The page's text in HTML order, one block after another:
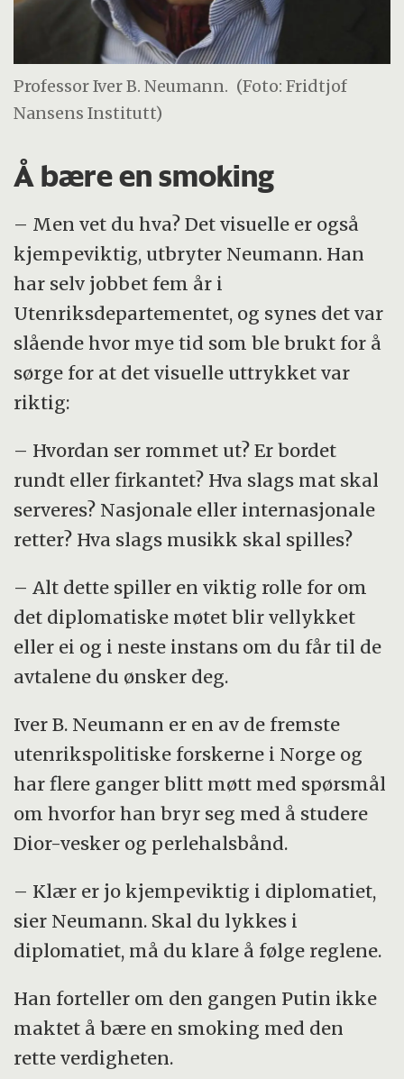
Professor Iver B. Neumann. (Foto: Fridtjof
Nansens Institutt)
Å bære en smoking
– Men vet du hva? Det visuelle er også
kjempeviktig, utbryter Neumann. Han
har selv jobbet fem år i
Utenriksdepartementet, og synes det var
slående hvor mye tid som ble brukt for å
sørge for at det visuelle uttrykket var
riktig:
– Hvordan ser rommet ut? Er bordet
rundt eller firkantet? Hva slags mat skal
serveres? Nasjonale eller internasjonale
retter? Hva slags musikk skal spilles?
– Alt dette spiller en viktig rolle for om
det diplomatiske møtet blir vellykket
eller ei og i neste instans om du får til de
avtalene du ønsker deg.
Iver B. Neumann er en av de fremste
utenrikspolitiske forskerne i Norge og
har flere ganger blitt møtt med spørsmål
om hvorfor han bryr seg med å studere
Dior-vesker og perlehalsbånd.
– Klær er jo kjempeviktig i diplomatiet,
sier Neumann. Skal du lykkes i
diplomatiet, må du klare å følge reglene.
Han forteller om den gangen Putin ikke
maktet å bære en smoking med den
rette verdigheten.